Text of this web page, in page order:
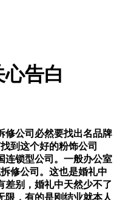
告白
公司必然要找出名品牌
到这个好的粉饰公司
连锁型公司。一般办公室
修公司。这也是婚礼中
差别，婚礼中天然少不了
限，有的是刚结业就本人